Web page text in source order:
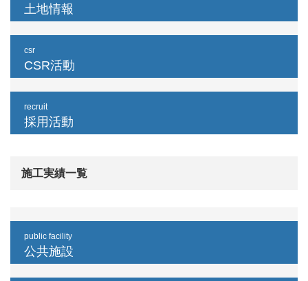
土地情報
csr
CSR活動
recruit
採用活動
施工実績一覧
public facility
公共施設